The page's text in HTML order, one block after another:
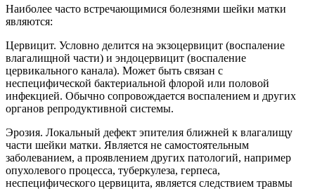
Наиболее часто встречающимися болезнями шейки матки
являются:
Цервицит. Условно делится на экзоцервицит (воспаление
влагалищной части) и эндоцервицит (воспаление
цервикального канала). Может быть связан с
неспецифической бактериальной флорой или половой
инфекцией. Обычно сопровождается воспалением и других
органов репродуктивной системы.
Эрозия. Локальный дефект эпителия ближней к влагалищу
части шейки матки. Является не самостоятельным
заболеванием, а проявлением других патологий, например
опухолевого процесса, туберкулеза, герпеса,
неспецифического цервицита, является следствием травмы